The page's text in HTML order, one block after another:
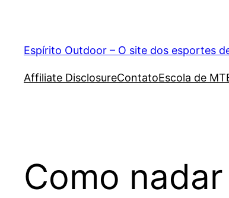
Espírito Outdoor – O site dos esportes
Affiliate DisclosureContatoEscola de
Como